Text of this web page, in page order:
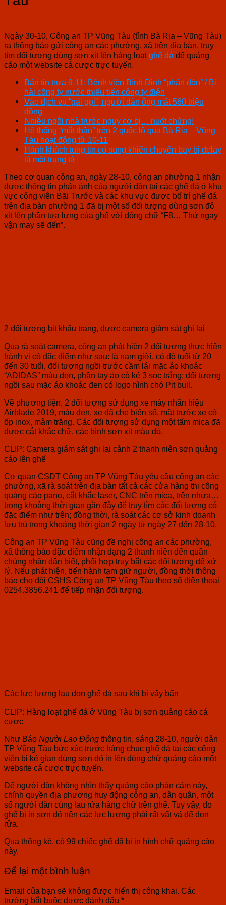
Ngày 30-10, Công an TP Vũng Tàu (tỉnh Bà Rịa – Vũng Tàu)
ra thông báo gửi công an các phường, xã trên địa bàn, truy
tìm đối tượng dùng sơn xịt lên hàng loạtghế đá để quảng
cáo một website cá cược trực tuyến.
Bản tin trưa 9-11: Bệnh viện Bình Định “phản đòn” / Bi
hài công ty nước thiếu tiến công ty điện
Vào dịch vụ “gái gọi”, người đàn ông mất 560 triệu
đồng
Nhiều ngôi nhà trước nguy cơ bị… nuốt chửng!
Hệ thống “mắt thần” trên 2 quốc lộ qua Bà Rịa – Vũng
Tàu hoạt động từ 10-11
Hành khách tung tin có súng khiến chuyến bay bị delay
là một trung tá
Theo cơ quan công an, ngày 28-10, công an phường 1 nhận
được thông tin phản ánh của người dân tại các ghế đá ở khu
vực công viên Bãi Trước và các khu vực được bố trí ghế đá
trên địa bàn phường 1 đã bị một số đối tượng dùng sơn đỏ
xịt lên phần tựa lưng của ghế với dòng chữ “F8… Thử ngay
vận may sẽ đến”.
2 đối tượng bịt khẩu trang, được camera giám sát ghi lại
Qua rà soát camera, công an phát hiện 2 đối tượng thực hiện
hành vi có đặc điểm như sau: là nam giới, có độ tuổi từ 20
đến 30 tuổi, đối tượng ngồi trước cầm lái mặc áo khoác
“ADIDAS” màu đen, phần tay áo có kẻ 3 sọc trắng; đối tượng
ngồi sau mặc áo khoác đen có logo hình chó Pit bull.
Về phương tiện, 2 đối tượng sử dụng xe máy nhãn hiệu
Airblade 2019, màu đen, xe đã che biển số, mặt trước xe có
ốp inox, mâm trắng. Các đối tượng sử dụng một tấm mica đã
được cắt khắc chữ, các bình sơn xịt màu đỏ.
CLIP: Camera giám sát ghi lại cảnh 2 thanh niên sơn quảng
cáo lên ghế
Cơ quan CSĐT Công an TP Vũng Tàu yêu cầu công an các
phường, xã rà soát trên địa bàn tất cả các cửa hàng thi công
quảng cáo pano, cắt khắc laser, CNC trên mica, trên nhựa…
trong khoảng thời gian gần đây để truy tìm các đối tượng có
đặc điểm như trên; đồng thời, rà soát các cơ sở kinh doanh
lưu trú trong khoảng thời gian 2 ngày từ ngày 27 đến 28-10.
Công an TP Vũng Tàu cũng đề nghị công an các phường,
xã thông báo đặc điểm nhận dạng 2 thanh niên đến quần
chúng nhân dân biết, phối hợp truy bắt các đối tượng để xử
lý. Nếu phát hiện, tiến hành tạm giữ người, đồng thời thông
báo cho đội CSHS Công an TP Vũng Tàu theo số điện thoại
0254.3856.241 để tiếp nhận đối tượng.
Các lực lượng lau dọn ghế đá sau khi bị vấy bẩn
CLIP: Hàng loạt ghế đá ở Vũng Tàu bị sơn quảng cáo cá
cược
Như Báo Người Lao Động thông tin, sáng 28-10, người dân
TP Vũng Tàu bức xúc trước hàng chục ghế đá tại các công
viên bị kẻ gian dùng sơn đỏ in lên dòng chữ quảng cáo một
website cá cược trực tuyến.
Để người dân không nhìn thấy quảng cáo phản cảm này,
chính quyền địa phương huy động công an, dân quân, một
số người dân cùng lau rửa hàng chữ trên ghế. Tuy vậy, do
ghế bị in sơn đỏ nên các lực lượng phải rất vất vả để dọn
rửa.
Qua thống kê, có 99 chiếc ghế đã bị in hình chữ quảng cáo
này.
Để lại một bình luận
Email của bạn sẽ không được hiển thị công khai. Các
trường bắt buộc được đánh dấu *